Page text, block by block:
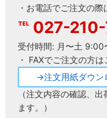
・お電話でご注文の
027-
受付時間: 月〜土 9:00
・ FAXでご注文の方は
→注文用紙ダウン
（注文内容の確認、
ます。）